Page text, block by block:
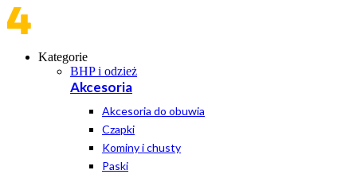
Kategorie
BHP i odzież
Akcesoria
Akcesoria do obuwia
Czapki
Kominy i chusty
Paski